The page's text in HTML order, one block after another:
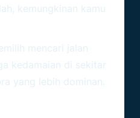
kemungkinan kamu
mencari jalan
kedamaian di sekitar
yang lebih dominan.